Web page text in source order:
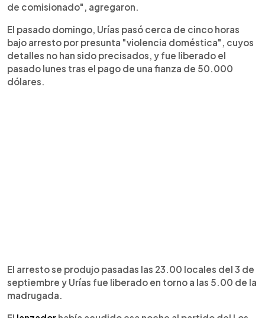
de comisionado", agregaron.
El pasado domingo, Urías pasó cerca de cinco horas
bajo arresto por presunta "violencia doméstica", cuyos
detalles no han sido precisados, y fue liberado el
pasado lunes tras el pago de una fianza de 50.000
dólares.
El arresto se produjo pasadas las 23.00 locales del 3 de
septiembre y Urías fue liberado en torno a las 5.00 de la
madrugada.